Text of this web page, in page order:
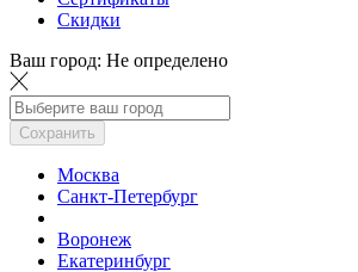
Скидки
Ваш город: Не определено
Сохранить
Москва
Санкт-Петербург
Воронеж
Екатеринбург